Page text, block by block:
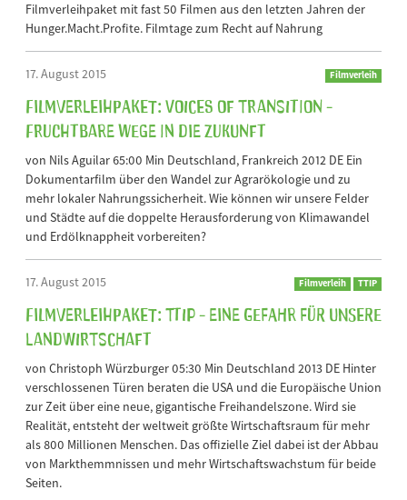
Filmverleihpaket mit fast 50 Filmen aus den letzten Jahren der
Hunger.Macht.Profite. Filmtage zum Recht auf Nahrung
17. August 2015 Filmverleih
Filmverleihpaket: Voices of Transition -
Fruchtbare Wege in die Zukunft
von Nils Aguilar 65:00 Min Deutschland, Frankreich 2012 DE Ein
Dokumentarfilm über den Wandel zur Agrarökologie und zu
mehr lokaler Nahrungssicherheit. Wie können wir unsere Felder
und Städte auf die doppelte Herausforderung von Klimawandel
und Erdölknappheit vorbereiten?
17. August 2015 Filmverleih TTIP
Filmverleihpaket: TTIP - Eine Gefahr für unsere
Landwirtschaft
von Christoph Würzburger 05:30 Min Deutschland 2013 DE Hinter
verschlossenen Türen beraten die USA und die Europäische Union
zur Zeit über eine neue, gigantische Freihandelszone. Wird sie
Realität, entsteht der weltweit größte Wirtschaftsraum für mehr
als 800 Millionen Menschen. Das offizielle Ziel dabei ist der Abbau
von Markthemmnissen und mehr Wirtschaftswachstum für beide
Seiten.